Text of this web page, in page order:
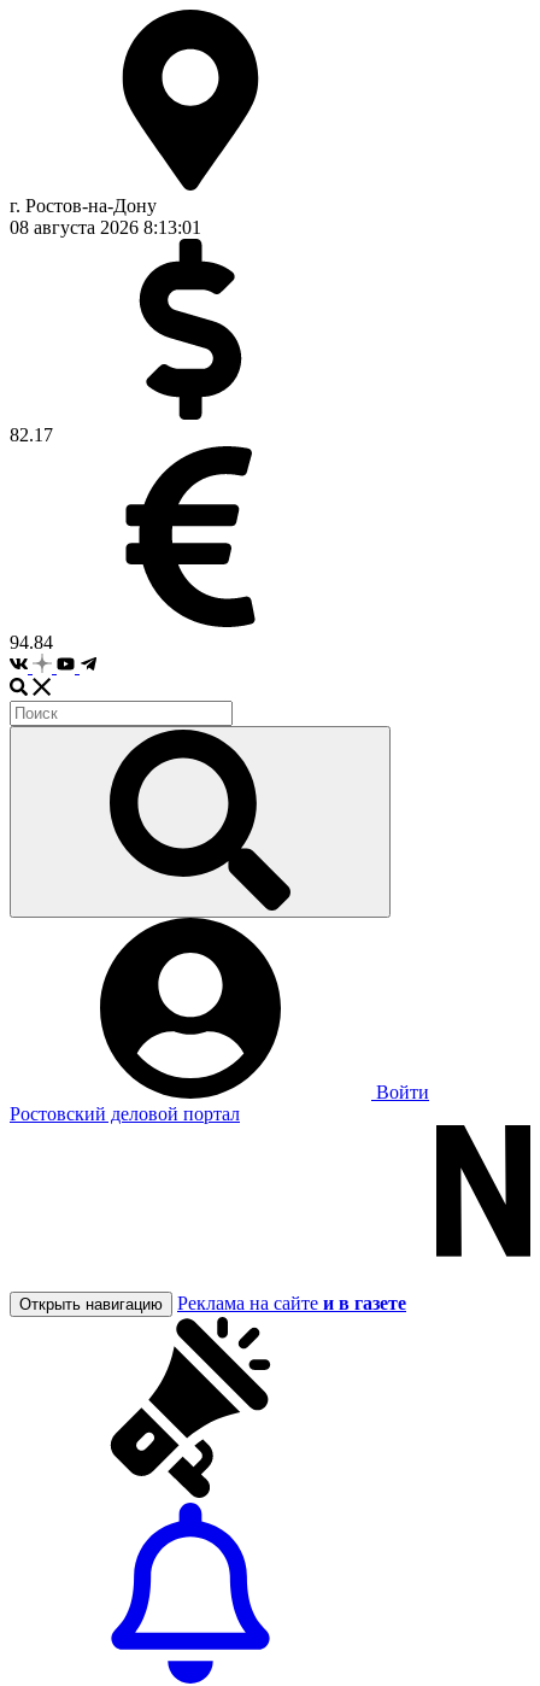
г. Ростов-на-Дону
08 августа 2026 8:13:02
82.17
94.84
Войти
Ростовский деловой портал
Открыть навигацию Реклама на сайте и в газете